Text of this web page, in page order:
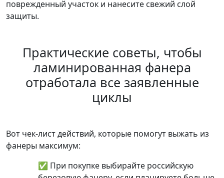
поврежденный участок и нанесите свежий слой
защиты.
Практические советы, чтобы
ламинированная фанера
отработала все заявленные
циклы
Вот чек-лист действий, которые помогут выжать из
фанеры максимум:
✅ При покупке выбирайте российскую